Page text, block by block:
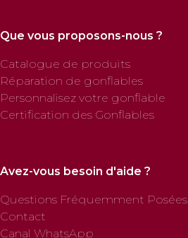
Que vous proposons-nous ?
Catalogue de produits
Réparation de gonflables
Personnalisez votre gonflable
Certification des Gonflables
Avez-vous besoin d'aide ?
Questions Fréquemment Posées
Contact
Canal WhatsApp